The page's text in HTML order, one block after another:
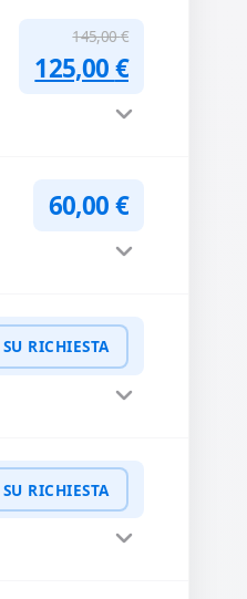
145,00€
Il prezzo originale
125,00€Il prezzo
60,00€
SU RICHIESTA
WhatsApp
SU RICHIESTA